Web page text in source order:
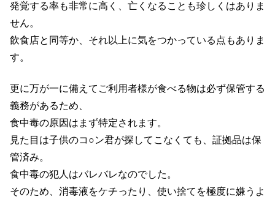
発覚する率も非常に高く、亡くなることも珍しくはありま
せん。
飲食店と同等か、それ以上に気をつかっている点もありま
す。
更に万が一に備えてご利用者様が食べる物は必ず保管する
義務があるため、
食中毒の原因はまず特定されます。
見た目は子供のコ○ン君が探してこなくても、証拠品は保
管済み。
食中毒の犯人はバレバレなのでした。
そのため、消毒液をケチったり、使い捨てを極度に嫌うよ